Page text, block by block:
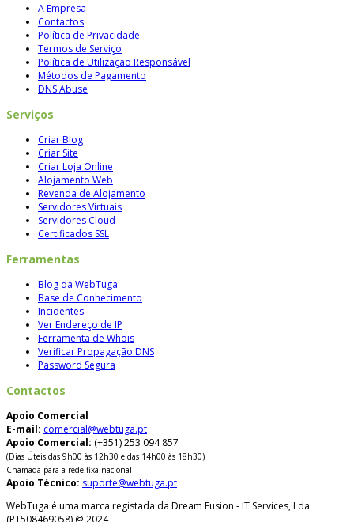
A Empresa
Contactos
Política de Privacidade
Termos de Serviço
Política de Utilização Responsável
Métodos de Pagamento
DNS Abuse
Serviços
Criar Blog
Criar Site
Criar Loja Online
Alojamento Web
Revenda de Alojamento
Servidores Virtuais
Servidores Cloud
Certificados SSL
Ferramentas
Blog da WebTuga
Base de Conhecimento
Incidentes
Ver Endereço de IP
Ferramenta de Whois
Verificar Propagação DNS
Password Segura
Contactos
Apoio Comercial
E-mail: comercial@webtuga.pt
Apoio Comercial: (+351) 253 094 857
(Dias Úteis das 9h00 às 12h30 e das 14h00 às 18h30)
Chamada para a rede fixa nacional
Apoio Técnico: suporte@webtuga.pt
WebTuga é uma marca registada da Dream Fusion - IT Services, Lda
(PT508469058) @ 2024